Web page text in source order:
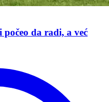
da radi, a već